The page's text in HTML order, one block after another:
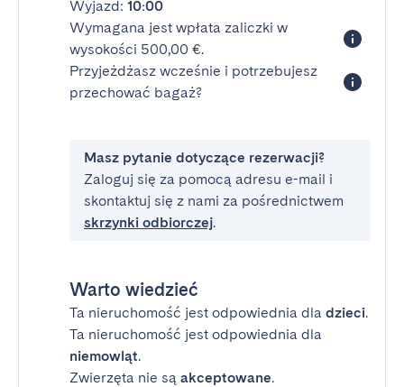
Wyjazd: 10:00
Wymagana jest wpłata zaliczki w
wysokości 500,00 €.
Przyjeżdżasz wcześnie i potrzebujesz
przechować bagaż?
Masz pytanie dotyczące rezerwacji?
Zaloguj się za pomocą adresu e-mail i
skontaktuj się z nami za pośrednictwem
skrzynki odbiorczej.
Warto wiedzieć
Ta nieruchomość jest odpowiednia dla dzieci.
Ta nieruchomość jest odpowiednia dla
niemowląt.
Zwierzęta nie są akceptowane.